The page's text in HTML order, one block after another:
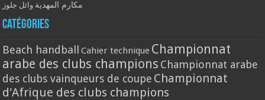
مكارم المهدية وائل جلوز
Catégories
Beach handball Cahier technique Championnat
arabe des clubs champions Championnat arabe
des clubs vainqueurs de coupe Championnat
d'Afrique des clubs champions